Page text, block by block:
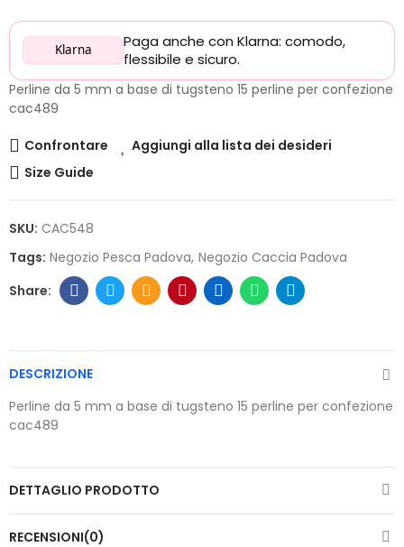
Klarna
Paga anche con Klarna: comodo,
flessibile e sicuro.
Perline da 5 mm a base di tugsteno 15 perline per confezione
cac489
Confrontare
Aggiungi alla lista dei desideri
Size Guide
SKU: CAC548
Tags: Negozio Pesca Padova Negozio Caccia Padova
DESCRIZIONE
Perline da 5 mm a base di tugsteno 15 perline per confezione
cac489
DETTAGLIO PRODOTTO
RECENSIONI(0)